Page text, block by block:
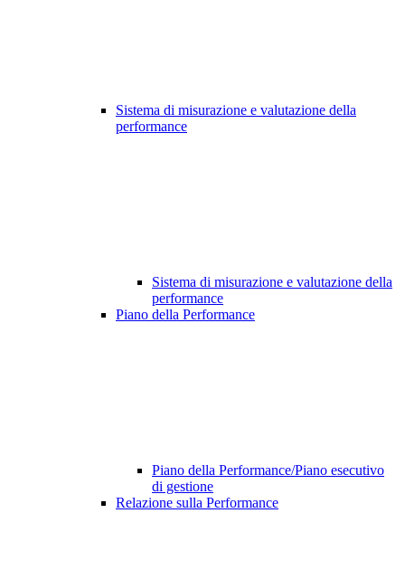
Sistema di misurazione e valutazione della
performance
Sistema di misurazione e valutazione della
performance
Piano della Performance
Piano della Performance/Piano esecutivo
di gestione
Relazione sulla Performance